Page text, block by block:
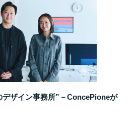
ザイン事務所”－ConcePioneが